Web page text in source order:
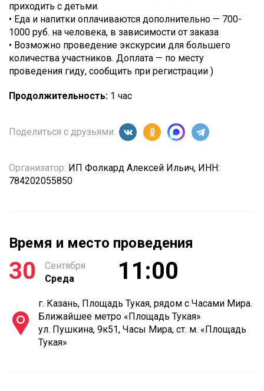
приходить с детьми.
• Еда и напитки оплачиваются дополнительно — 700-
1000 руб. на человека, в зависимости от заказа
• Возможно проведение экскурсии для большего
количества участников. Доплата — по месту
проведения гиду, сообщить при регистрации )
Продолжительность: 1 час
Поделиться с друзьями:
Организатор: ИП Фолкард Алексей Ильич, ИНН:
784202055850
Время и место проведения
30
Сентября
Среда
11:00
г. Казань, Площадь Тукая, рядом с Часами Мира.
Ближайшее метро «Площадь Тукая»
ул. Пушкина, 9к51, Часы Мира, ст. м. «Площадь
Тукая»